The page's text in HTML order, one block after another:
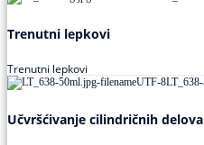
Trenutni lepkovi
Trenutni lepkovi
Učvršćivanje cilindričnih delova